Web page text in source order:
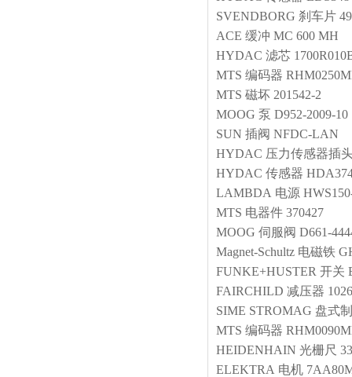
SVENDBORG 刹车片
ACE 缓冲 MC 600 MH
HYDAC 滤芯
MTS 编码器
MTS 磁坏 201542-2
MOOG 泵 D952-2009-10
SUN 插阀 NFDC-LAN
HYDAC 压力传感器插
HYDAC 传感器
LAMBDA 电源
MTS 电器件 370427
MOOG 伺服阀 D661-
Magnet-Schultz 电磁铁
FUNKE+HUSTER 开关
FAIRCHILD 减压器
SIME STROMAG 盘式
MTS 编码器
HEIDENHAIN 光栅尺
ELEKTRA 电机